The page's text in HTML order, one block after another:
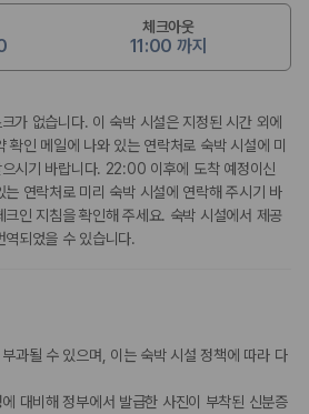
체크아웃
11:00 까지
가 없습니다. 이 숙박 시설은 지정된 시간 외에
확인 메일에 나와 있는 연락처로 숙박 시설에 미
시기 바랍니다. 22:00 이후에 도착 예정이신
연락처로 미리 숙박 시설에 연락해 주시기 바
인 지침을 확인해 주세요. 숙박 시설에서 제공
되었을 수 있습니다.
과될 수 있으며, 이는 숙박 시설 정책에 따라 다
대비해 정부에서 발급한 사진이 부착된 신분증